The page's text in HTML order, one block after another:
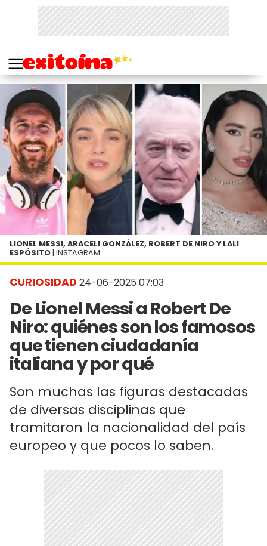
CURIOSIDAD 24-06-2025 07:03
De Lionel Messi a Robert De
Niro: quiénes son los famosos
que tienen ciudadanía
italiana y por qué
Son muchas las figuras destacadas
de diversas disciplinas que
tramitaron la nacionalidad del país
europeo y que pocos lo saben.
LIONEL MESSI, ARACELI GONZÁLEZ, ROBERT DE NIRO Y LALI
ESPÓSITO | INSTAGRAM